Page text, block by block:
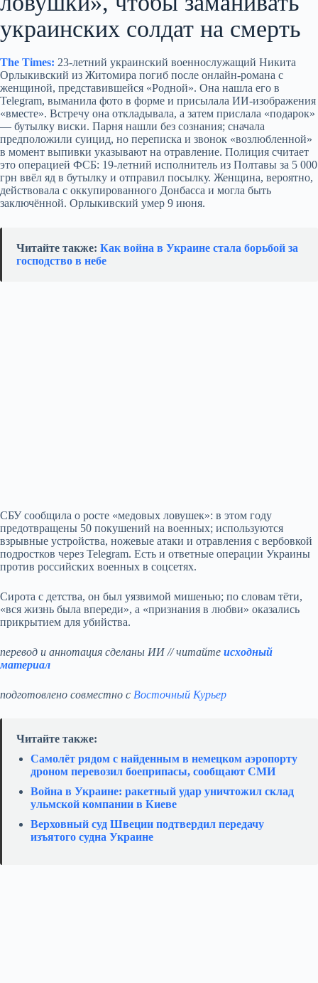
украинских солдат на смерть
The Times: 23‑летний украинский военнослужащий Никита
Орлыкивский из Житомира погиб после онлайн‑романа с
женщиной, представившейся «Родной». Она нашла его в
Telegram, выманила фото в форме и присылала ИИ‑изображения
«вместе». Встречу она откладывала, а затем прислала «подарок»
— бутылку виски. Парня нашли без сознания; сначала
предположили суицид, но переписка и звонок «возлюбленной»
в момент выпивки указывают на отравление. Полиция считает
это операцией ФСБ: 19‑летний исполнитель из Полтавы за 5 000
грн ввёл яд в бутылку и отправил посылку. Женщина, вероятно,
действовала с оккупированного Донбасса и могла быть
заключённой. Орлыкивский умер 9 июня.
Читайте также: Как война в Украине стала борьбой за
господство в небе
СБУ сообщила о росте «медовых ловушек»: в этом году
предотвращены 50 покушений на военных; используются
взрывные устройства, ножевые атаки и отравления с вербовкой
подростков через Telegram. Есть и ответные операции Украины
против российских военных в соцсетях.
Сирота с детства, он был уязвимой мишенью; по словам тёти,
«вся жизнь была впереди», а «признания в любви» оказались
прикрытием для убийства.
перевод и аннотация сделаны ИИ // читайте исходный
материал
подготовлено совместно с Восточный Курьер
Читайте также:
Самолёт рядом с найденным в немецком аэропорту
дроном перевозил боеприпасы, сообщают СМИ
Война в Украине: ракетный удар уничтожил склад
ульмской компании в Киеве
Верховный суд Швеции подтвердил передачу
изъятого судна Украине